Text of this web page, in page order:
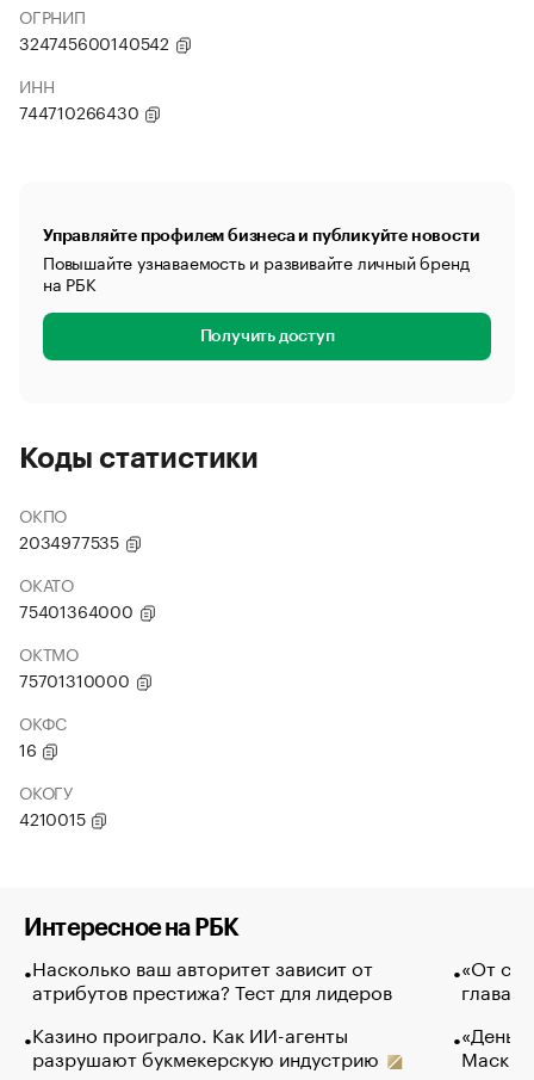
ОГРНИП
324745600140542
ИНН
744710266430
Управляйте профилем бизнеса и публикуйте новости
Повышайте узнаваемость и развивайте личный бренд
на РБК
Получить доступ
Коды статистики
ОКПО
2034977535
ОКАТО
75401364000
ОКТМО
75701310000
ОКФС
16
ОКОГУ
4210015
Интересное на РБК
Насколько ваш авторитет зависит от
атрибутов престижа? Тест для лидеров
Казино проиграло. Как ИИ-агенты
разрушают букмекерскую индустрию
«От
глава
Маск в